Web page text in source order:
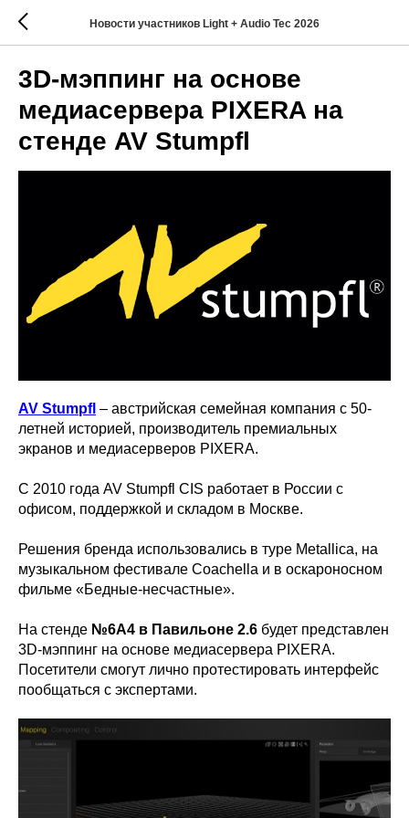
Новости участников Light + Audio Tec 2026
3D-мэппинг на основе
медиасервера PIXERA на
стенде AV Stumpfl
AV Stumpfl – австрийская семейная компания с 50-
летней историей, производитель премиальных
экранов и медиасерверов PIXERA.
С 2010 года AV Stumpfl CIS работает в России с
офисом, поддержкой и складом в Москве.
Решения бренда использовались в туре Metallica, на
музыкальном фестивале Coachella и в оскароносном
фильме «Бедные-несчастные».
На стенде №6А4 в Павильоне 2.6 будет представлен
3D-мэппинг на основе медиасервера PIXERA.
Посетители смогут лично протестировать интерфейс
пообщаться с экспертами.